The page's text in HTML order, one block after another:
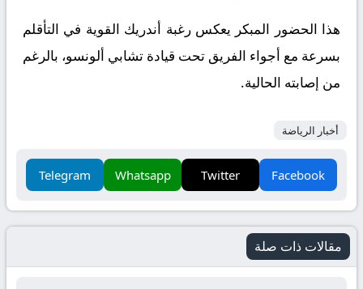
هذا الحضور المبكر يعكس رغبة أندريك القوية في التأقلم
بسرعة مع أجواء الفريق تحت قيادة تشابي ألونسو، بالرغم
من إصابته الحالية.
أخبار الرياضة
Facebook
Twitter
Whatsapp
Telegram
مقالات ذات صلة